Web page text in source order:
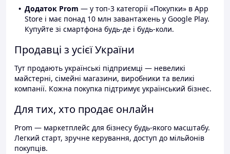
Додаток Prom — у топ-3 категорії «Покупки» в App
Store і має понад 10 млн завантажень у Google Play.
Купуйте зі смартфона будь-де і будь-коли.
Продавці з усієї України
Тут продають українські підприємці — невеликі
майстерні, сімейні магазини, виробники та великі
компанії. Кожна покупка підтримує український бізнес.
Для тих, хто продає онлайн
Prom — маркетплейс для бізнесу будь-якого масштабу.
Легкий старт, зручне керування, доступ до мільйонів
покупців.